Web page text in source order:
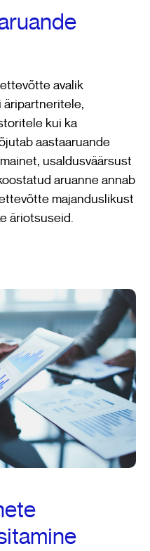
avalik
äripartneritele,
kui ka
aastaaruande
usaldusväärsust
aruanne annab
majanduslikust
äriotsuseid.